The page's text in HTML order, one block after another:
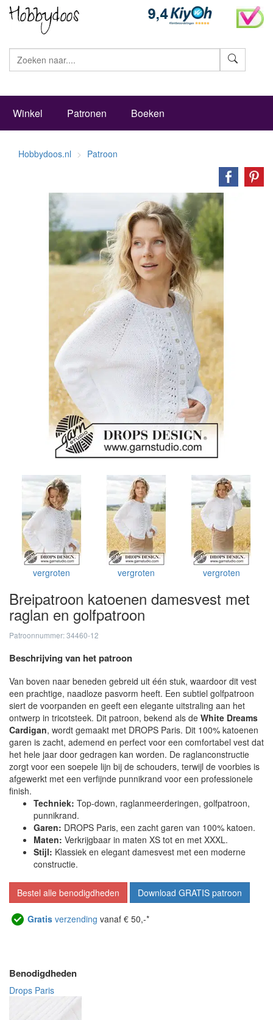
Winkel Patronen Boeken
Hobbydoos.nl Patroon
vergroten vergroten vergroten
Breipatroon katoenen damesvest met
raglan en golfpatroon
Patroonnummer: 34460-12
Beschrijving van het patroon
Van boven naar beneden gebreid uit één stuk, waardoor dit vest
een prachtige, naadloze pasvorm heeft. Een subtiel golfpatroon
siert de voorpanden en geeft een elegante uitstraling aan het
ontwerp in tricotsteek. Dit patroon, bekend als de White Dreams
Cardigan, wordt gemaakt met DROPS Paris. Dit 100% katoenen
garen is zacht, ademend en perfect voor een comfortabel vest dat
het hele jaar door gedragen kan worden. De raglanconstructie
zorgt voor een soepele lijn bij de schouders, terwijl de voorbies is
afgewerkt met een verfijnde punnikrand voor een professionele
finish.
Techniek: Top-down, raglanmeerderingen, golfpatroon,
punnikrand.
Garen: DROPS Paris, een zacht garen van 100% katoen.
Maten: Verkrijgbaar in maten XS tot en met XXXL.
Stijl: Klassiek en elegant damesvest met een moderne
constructie.
Bestel alle benodigdheden Download GRATIS patroon
Gratis verzending vanaf € 50,-*
Benodigdheden
Drops Paris